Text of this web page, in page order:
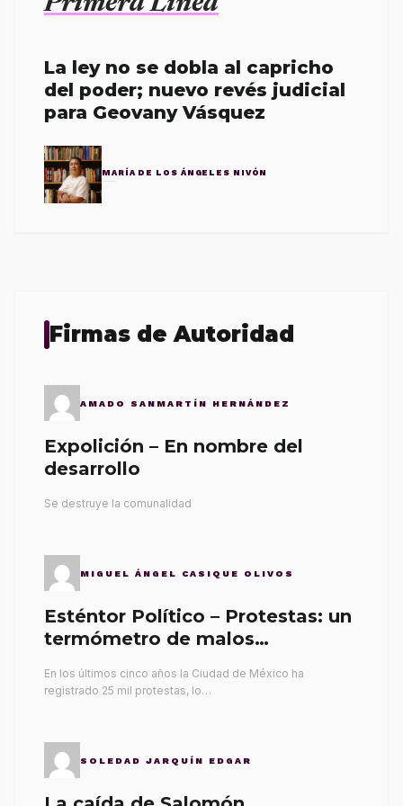
La ley no se dobla al capricho
del poder; nuevo revés judicial
para Geovany Vásquez
MARÍA DE LOS ÁNGELES NIVÓN
Firmas de Autoridad
AMADO SANMARTÍN HERNÁNDEZ
Expolición – En nombre del
desarrollo
Se destruye la comunalidad
MIGUEL ÁNGEL CASIQUE OLIVOS
Esténtor Político – Protestas: un
termómetro de malos
En los últimos cinco años la Ciudad de México ha
registrado 25 mil protestas, lo…
SOLEDAD JARQUÍN EDGAR